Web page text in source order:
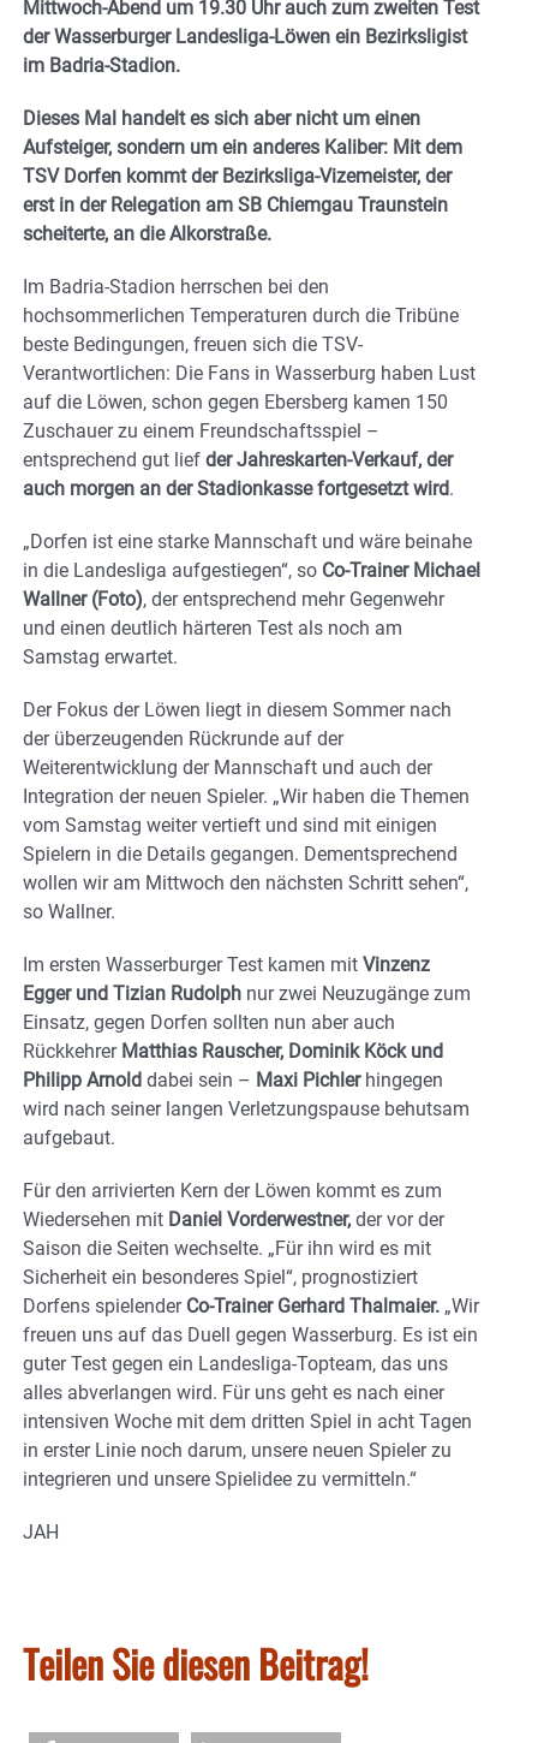
Mittwoch-Abend um 19.30 Uhr auch zum zweiten Test
der Wasserburger Landesliga-Löwen ein Bezirksligist
im Badria-Stadion.
Dieses Mal handelt es sich aber nicht um einen
Aufsteiger, sondern um ein anderes Kaliber: Mit dem
TSV Dorfen kommt der Bezirksliga-Vizemeister, der
erst in der Relegation am SB Chiemgau Traunstein
scheiterte, an die Alkorstraße.
Im Badria-Stadion herrschen bei den
hochsommerlichen Temperaturen durch die Tribüne
beste Bedingungen, freuen sich die TSV-
Verantwortlichen: Die Fans in Wasserburg haben Lust
auf die Löwen, schon gegen Ebersberg kamen 150
Zuschauer zu einem Freundschaftsspiel –
entsprechend gut lief der Jahreskarten-Verkauf, der
auch morgen an der Stadionkasse fortgesetzt wird.
„Dorfen ist eine starke Mannschaft und wäre beinahe
in die Landesliga aufgestiegen“, so Co-Trainer Michael
Wallner (Foto), der entsprechend mehr Gegenwehr
und einen deutlich härteren Test als noch am
Samstag erwartet.
Der Fokus der Löwen liegt in diesem Sommer nach
der überzeugenden Rückrunde auf der
Weiterentwicklung der Mannschaft und auch der
Integration der neuen Spieler. „Wir haben die Themen
vom Samstag weiter vertieft und sind mit einigen
Spielern in die Details gegangen. Dementsprechend
wollen wir am Mittwoch den nächsten Schritt sehen“,
so Wallner.
Im ersten Wasserburger Test kamen mit Vinzenz
Egger und Tizian Rudolph nur zwei Neuzugänge zum
Einsatz, gegen Dorfen sollten nun aber auch
Rückkehrer Matthias Rauscher, Dominik Köck und
Philipp Arnold dabei sein – Maxi Pichler hingegen
wird nach seiner langen Verletzungspause behutsam
aufgebaut.
Für den arrivierten Kern der Löwen kommt es zum
Wiedersehen mit Daniel Vorderwestner, der vor der
Saison die Seiten wechselte. „Für ihn wird es mit
Sicherheit ein besonderes Spiel“, prognostiziert
Dorfens spielender Co-Trainer Gerhard Thalmaier. „Wir
freuen uns auf das Duell gegen Wasserburg. Es ist ein
guter Test gegen ein Landesliga-Topteam, das uns
alles abverlangen wird. Für uns geht es nach einer
intensiven Woche mit dem dritten Spiel in acht Tagen
in erster Linie noch darum, unsere neuen Spieler zu
integrieren und unsere Spielidee zu vermitteln.“
JAH
Teilen Sie diesen Beitrag!